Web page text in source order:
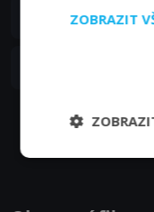
9. epizoda:9.
ZOBRAZIT